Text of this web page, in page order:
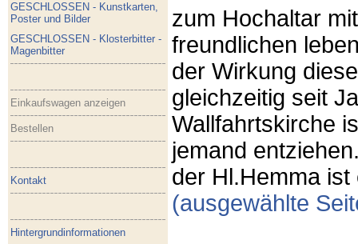
GESCHLOSSEN - Kunstkarten,
Poster und Bilder
GESCHLOSSEN - Klosterbitter -
Magenbitter
Einkaufswagen anzeigen
Bestellen
Kontakt
Hintergrundinformationen
zum Hochaltar
freundlichen
der Wirkung
gleichzeitig seit
Wallfahrtskirche
jemand
der Hl.Hemma
(ausgewählte